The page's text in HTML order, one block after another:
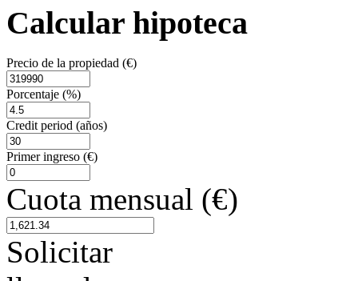
Calcular hipoteca
Precio de la propiedad (€)
Porcentaje (%)
Credit period (años)
Primer ingreso (€)
Cuota mensual (€)
Solicitar